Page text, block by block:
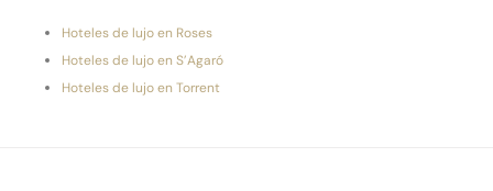
Hoteles de lujo en Roses
Hoteles de lujo en S’Agaró
Hoteles de lujo en Torrent